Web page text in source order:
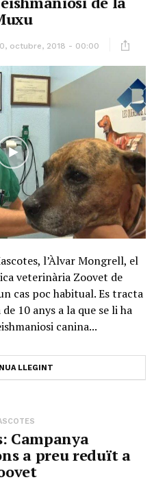
octubre, 2018 - 00:00
l’Àlvar Mongrell, el
veterinària Zoovet de
cas poc habitual. Es tracta
10 anys a la que se li ha
canina...
LLEGINT
Campanya
a preu reduït a